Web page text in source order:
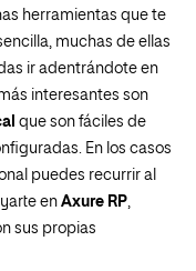
herramientas que te
muchas de ellas
ir adentrándote en
interesantes son
que son fáciles de
En los casos
puedes recurrir al
en Axure RP,
sus propias